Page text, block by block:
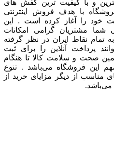
و با کیفیت ترین کفش های
با هدف فروش اینترنتی
خود را آغاز کرده است . این
شما مشتریان گرامی امکانات
تمام نقاط ایران در نظر گرفته
پرداخت آنلاین را برای ثبت
صحت و سلامت کالا تا هنگام
این فروشگاه می‌باشد . تنوع
مناسب از دیگر مزایای خرید از
می‌باشد.